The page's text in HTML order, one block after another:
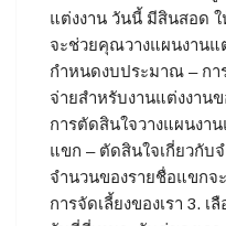
แต่งงาน วันนี้ มีสินสอด
จะช่วยคุณวางแผนงานแ
กำหนดงบประมาณ – กา
จ่ายสำหรับงานแต่งงาน
การตัดสินใจวางแผนงา
แขก – ตัดสินใจเกี่ยวกับ
จำนวนของรายชื่อแขกจ
การจัดเลี้ยงของเรา 3.